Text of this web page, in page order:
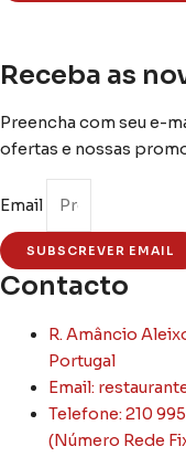
chosen
the
product
Receba as
Preencha com seu e-
ofertas e nossas
Email
SUBSCREVER EMAIL
Contacto
R. Amâncio
Portugal
Email:
Telefone: 210
(Número Rede